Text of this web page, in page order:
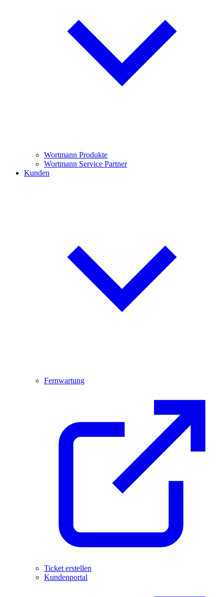
Wortmann Produkte
Wortmann Service Partner
Kunden
Fernwartung
Ticket erstellen
Kundenportal